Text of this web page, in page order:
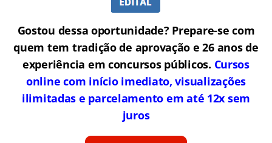
Gostou dessa oportunidade? Prepare-se com
quem tem tradição de aprovação e 26 anos de
experiência em concursos públicos. Cursos
online com início imediato, visualizações
ilimitadas e parcelamento em até 12x sem
juros